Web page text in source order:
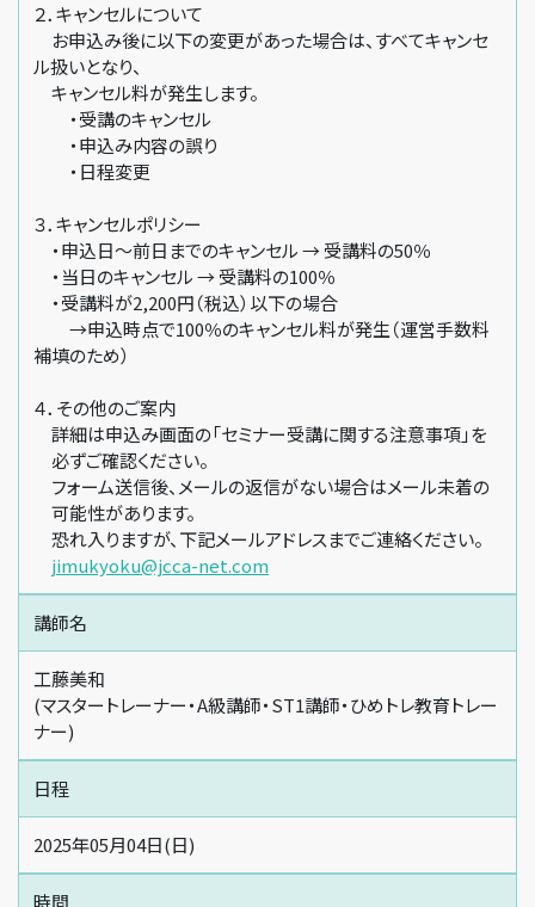
２．キャンセルについて
お申込み後に以下の変更があった場合は、すべてキャンセ
ル扱いとなり、
キャンセル料が発生します。
・受講のキャンセル
・申込み内容の誤り
・日程変更
３．キャンセルポリシー
・申込日～前日までのキャンセル → 受講料の50％
・当日のキャンセル → 受講料の100％
・受講料が2,200円（税込）以下の場合
→申込時点で100％のキャンセル料が発生（運営手数料
補填のため）
４．その他のご案内
詳細は申込み画面の「セミナー受講に関する注意事項」を
必ずご確認ください。
フォーム送信後、メールの返信がない場合はメール未着の
可能性があります。
恐れ入りますが、下記メールアドレスまでご連絡ください。
jimukyoku@jcca-net.com
講師名
工藤美和
(マスタートレーナー・A級講師・ST1講師・ひめトレ教育トレー
ナー)
日程
2025年05月04日(日)